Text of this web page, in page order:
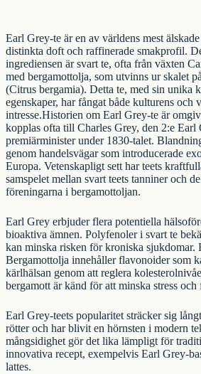
Earl Grey-te är en av världens mest
distinkta doft och raffinerade smakprofil.
ingrediensen är svart te, ofta från växten
med bergamottolja, som utvinns ur skalet
(Citrus bergamia). Detta te, med sin unika
egenskaper, har fångat både kulturens och
intresse.Historien om Earl Grey-te är
kopplas ofta till Charles Grey, den 2:e Earl
premiärminister under 1830-talet.
genom handelsvägar som introducerade
Europa. Vetenskapligt sett har teets
samspelet mellan svart teets tanniner och
föreningarna i bergamottoljan.
Earl Grey erbjuder flera potentiella
bioaktiva ämnen. Polyfenoler i svart te
kan minska risken för kroniska sjukdomar.
Bergamottolja innehåller flavonoider som
kärlhälsan genom att reglera
bergamott är känd för att minska stress
Earl Grey-teets popularitet sträcker sig
rötter och har blivit en hörnsten i modern
mångsidighet gör det lika lämpligt för
innovativa recept, exempelvis Earl Grey-
lattes.